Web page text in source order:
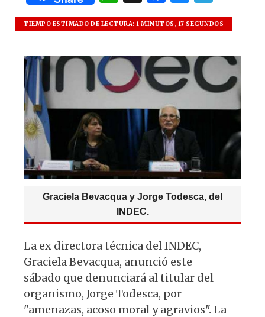
h
at
s
A
p
p
a
c
e
b
o
o
k
lu
es
k
y
el
e
g
ra
m
TIEMPO ESTIMADO DE LECTURA: 1 MINUTOS, 17 SEGUNDOS
Graciela Bevacqua y Jorge Todesca, del
INDEC.
La ex directora técnica del INDEC,
Graciela Bevacqua, anunció este
sábado que denunciará al titular del
organismo, Jorge Todesca, por
"amenazas, acoso moral y agravios". La